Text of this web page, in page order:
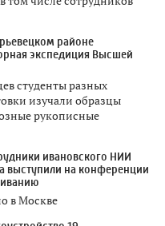
районе
экспедиция Высшей
студенты разных
изучали образцы
рукописные
ивановского НИИ
выступили на конференции
в Москве